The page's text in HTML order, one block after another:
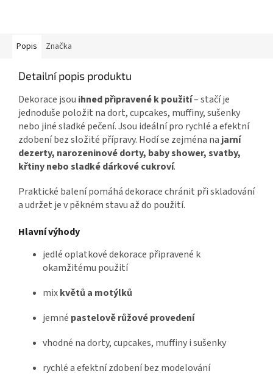
Popis Značka
Detailní popis produktu
Dekorace jsou ihned připravené k použití– stačí je
jednoduše položit na dort, cupcakes, muffiny, sušenky
nebo jiné sladké pečení. Jsou ideální pro rychlé a efektní
zdobení bez složité přípravy. Hodí se zejména na jarní
dezerty, narozeninové dorty, baby shower, svatby,
křtiny nebo sladké dárkové cukroví.
Praktické balení pomáhá dekorace chránit při skladování
a udržet je v pěkném stavu až do použití.
Hlavní výhody
jedlé oplatkové dekorace připravené k
okamžitému použití
mixkvětů a motýlků
jemné pastelově růžové provedení
vhodné na dorty, cupcakes, muffiny i sušenky
rychlé a efektní zdobení bez modelování